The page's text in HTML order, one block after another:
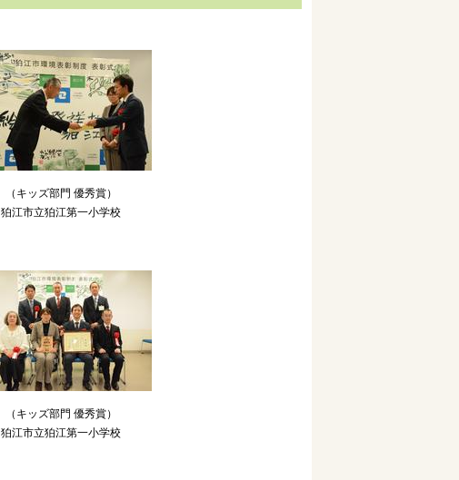
（キッズ部門 優秀賞）
狛江市立狛江第一小学校
（キッズ部門 優秀賞）
狛江市立狛江第一小学校